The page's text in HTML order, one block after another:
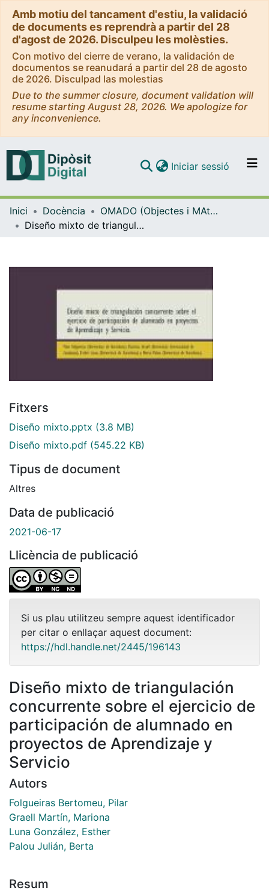
Amb motiu del tancament d'estiu, la validació
de documents es reprendrà a partir del 28
d'agost de 2026. Disculpeu les molèsties.
Con motivo del cierre de verano, la validación de
documentos se reanudará a partir del 28 de agosto
de 2026. Disculpad las molestias
Due to the summer closure, document validation will
resume starting August 28, 2026. We apologize for
any inconvenience.
Navega per tot el DD
Com publicar
Iniciar sessió (current)
Inici Docència
OMADO (Objectes i MAterials DOcents)
Diseño mixto de triangulación concurrente sobre el ejercicio de participación de alumnado en proyectos de Aprendizaje y Servicio
Fitxers
Diseño mixto.pptx (3.8 MB)
Diseño mixto.pdf (545.22 KB)
Tipus de document
Altres
Data de publicació
2021-06-17
Llicència de publicació
Si us plau utilitzeu sempre aquest identificador
per citar o enllaçar aquest document:
https://hdl.handle.net/2445/196143
Diseño mixto de triangulación
concurrente sobre el ejercicio de
participación de alumnado en
proyectos de Aprendizaje y
Servicio
Autors
Folgueiras Bertomeu, Pilar
Graell Martín, Mariona
Luna González, Esther
Palou Julián, Berta
Resum